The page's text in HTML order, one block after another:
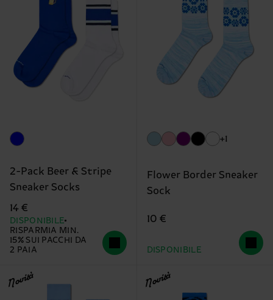
2-Pack Beer & Stripe
Sneaker Socks
14 €
DISPONIBILE
RISPARMIA MIN.
15% SUI PACCHI DA
2 PAIA
+1
Flower Border Sneaker
Sock
10 €
DISPONIBILE
Novità Novità